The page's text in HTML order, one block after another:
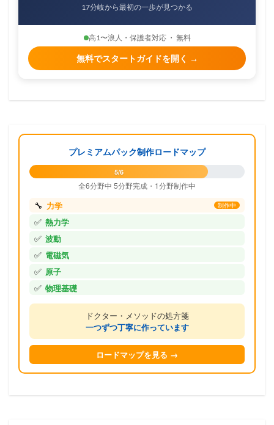
17分岐から最初の一歩が見つかる
高1〜浪人・保護者対応 ・ 無料
無料でスタートガイドを開く →
プレミアムパック制作ロードマップ
5/6
全6分野中 5分野完成・1分野制作中
🔧 力学 制作中
✅ 熱力学
✅ 波動
✅ 電磁気
✅ 原子
✅ 物理基礎
ドクター・メソッドの処方箋
一つずつ丁寧に作っています
ロードマップを見る →